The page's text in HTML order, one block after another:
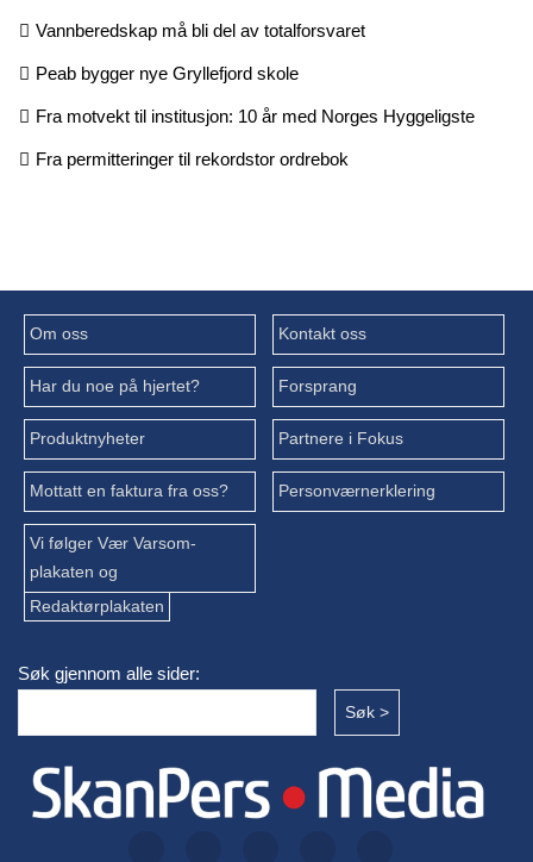
Vannberedskap må bli del av totalforsvaret
Peab bygger nye Gryllefjord skole
Fra motvekt til institusjon: 10 år med Norges Hyggeligste
Fra permitteringer til rekordstor ordrebok
Om oss Kontakt oss
Har du noe på hjertet? Forsprang
Produktnyheter Partnere i Fokus
Mottatt en faktura fra oss? Personværnerklering
Vi følger Vær Varsom-
plakaten og
Redaktørplakaten
Søk gjennom alle sider: